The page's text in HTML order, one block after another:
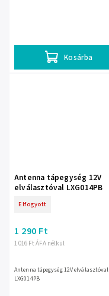
Kosárba
Antenna tápegység 12V
elválasztóval LXG014PB
Elfogyott
1 016 Ft ÁFA nélkül
1 290 Ft
Antenna tápegység 12V elválasztóval
LXG014PB